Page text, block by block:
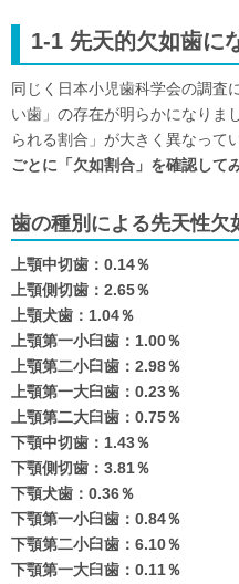
1-1 先天的欠如歯に
同じく日本小児歯科学会の調査
い歯」の存在が明らかになりま
られる割合」が大きく異なって
ごとに「欠如割合」を確認して
歯の種別による先天性欠
上顎中切歯：0.14％
上顎側切歯：2.65％
上顎犬歯：1.04％
上顎第一小臼歯：1.00％
上顎第二小臼歯：2.98％
上顎第一大臼歯：0.23％
上顎第二大臼歯：0.75％
下顎中切歯：1.43％
下顎側切歯：3.81％
下顎犬歯：0.36％
下顎第一小臼歯：0.84％
下顎第二小臼歯：6.10％
下顎第一大臼歯：0.11％